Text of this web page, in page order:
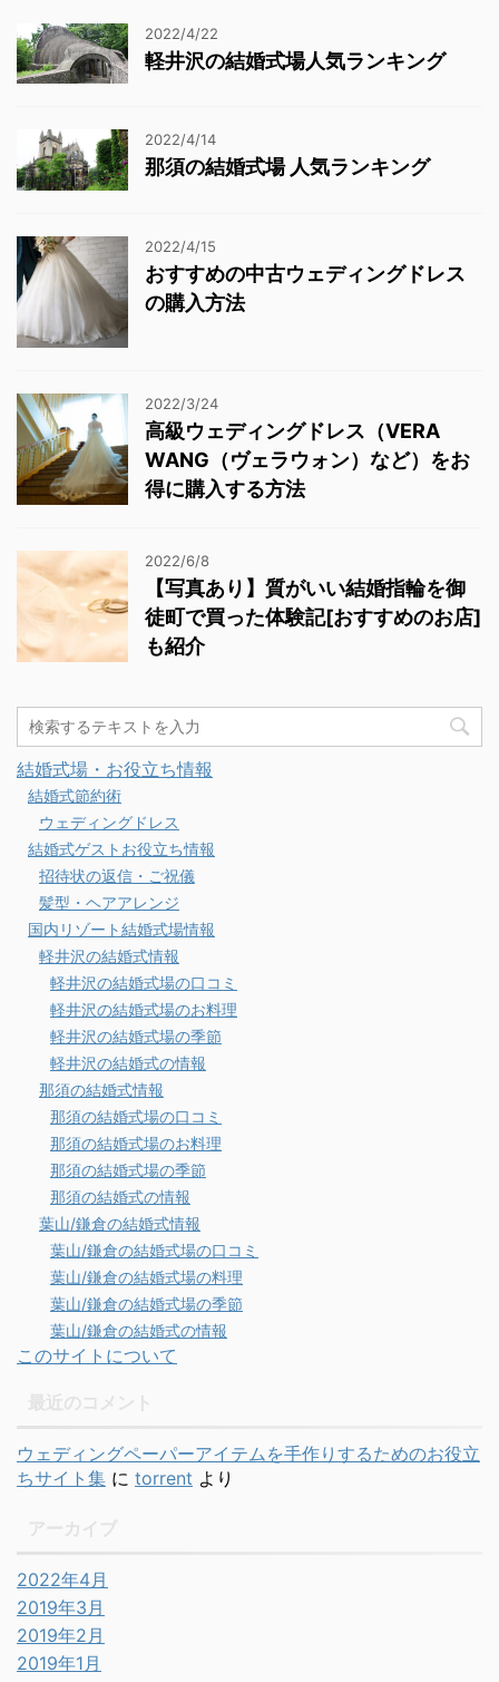
2022/4/22
軽井沢の結婚式場人気ランキング
2022/4/14
那須の結婚式場 人気ランキング
2022/4/15
おすすめの中古ウェディングドレス
の購入方法
2022/3/24
高級ウェディングドレス（VERA
WANG（ヴェラウォン）など）をお
得に購入する方法
2022/6/8
【写真あり】質がいい結婚指輪を御
徒町で買った体験記[おすすめのお店]
も紹介
結婚式場・お役立ち情報
結婚式節約術
ウェディングドレス
結婚式ゲストお役立ち情報
招待状の返信・ご祝儀
髪型・ヘアアレンジ
国内リゾート結婚式場情報
軽井沢の結婚式情報
軽井沢の結婚式場の口コミ
軽井沢の結婚式場のお料理
軽井沢の結婚式場の季節
軽井沢の結婚式の情報
那須の結婚式情報
那須の結婚式場の口コミ
那須の結婚式場のお料理
那須の結婚式場の季節
那須の結婚式の情報
葉山/鎌倉の結婚式情報
葉山/鎌倉の結婚式場の口コミ
葉山/鎌倉の結婚式場の料理
葉山/鎌倉の結婚式場の季節
葉山/鎌倉の結婚式の情報
このサイトについて
ウェディングペーパーアイテムを手作りするためのお役立
ちサイト集 に torrent より
2022年4月
2019年3月
2019年2月
2019年1月